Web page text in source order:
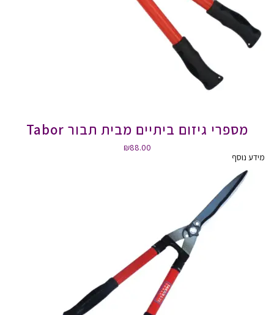
מספרי גיזום ביתיים מבית תבור Tabor
₪88.00
מידע נוסף